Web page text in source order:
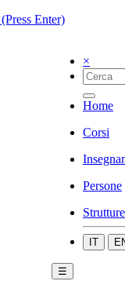
Enter)
×
Home
Corsi
Persone
Strutture
IT
☰